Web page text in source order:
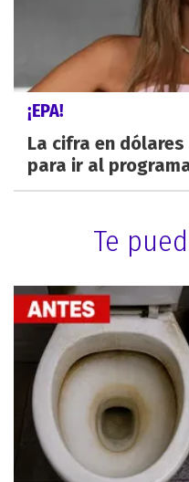
¡EPA!
La cifra en
para ir al
Te